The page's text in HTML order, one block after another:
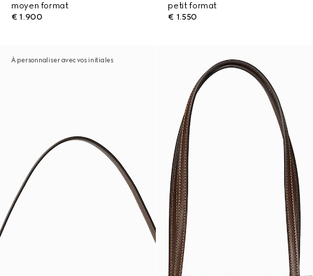
moyen format
€ 1.900
petit format
€ 1.550
À personnaliser avec vos initiales